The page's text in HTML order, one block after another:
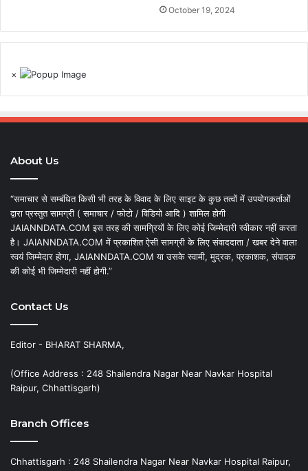
October 19, 2024
×
About Us
“समाचार से सम्बंधित किसी भी तरह के विवाद के लिए साइट के कुछ तत्वों में उपयोगकर्ताओं
द्वारा प्रस्तुत सामग्री ( समाचार / फोटो / विडियो आदि ) शामिल होगी
JAIANNDATA.COM इस तरह की सामग्रियों के लिए कोई जिम्मेदारी स्वीकार नहीं करता
है। JAIANNDATA.COM में प्रकाशित ऐसी सामग्री के लिए संवाददाता / खबर देने वाला
स्वयं जिम्मेदार होगा, JAIANNDATA.COM या उसके स्वामी, मुद्रक, प्रकाशक, संपादक
की कोई भी जिम्मेदारी नहीं होगी.”
Contact Us
Editor - BHARAT SHARMA,
(Office Address : 248 Shailendra Nagar Near Navkar Hospital
Raipur, Chhattisgarh)
Branch Offices
Chhattisgarh : 248 Shailendra Nagar Near Navkar Hospital Raipur,